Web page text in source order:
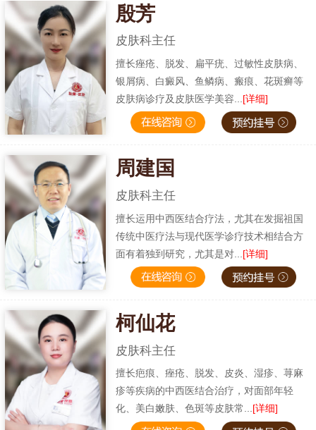
殷芳
皮肤科主任
擅长痤疮、脱发、扁平疣、过敏性皮肤病、
银屑病、白癜风、鱼鳞病、瘢痕、花斑癣等
皮肤病诊疗及皮肤医学美容... [详细]
周建国
皮肤科主任
擅长运用中西医结合疗法，尤其在发掘祖国
传统中医疗法与现代医学诊疗技术相结合方
面有着独到研究，尤其是对... [详细]
柯仙花
皮肤科主任
擅长疤痕、痤疮、脱发、皮炎、湿疹、荨麻
疹等疾病的中西医结合治疗，对面部年轻
化、美白嫩肤、色斑等皮肤常...[详细]